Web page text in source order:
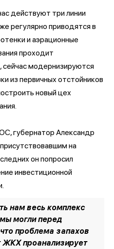
действуют три линии
регулярно приводятся в
и аэрационные
проходит
сейчас модернизируются
из первичных отстойников
новый цех
губернатор Александр
на
он попросил
инвестиционной
нам весь комплекс
могли перед
проблема запахов
проанализирует